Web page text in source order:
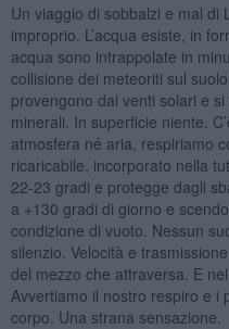
Un viaggio di sobbalzi e mal
improprio. L’acqua esiste, in
acqua sono intrappolate in
collisione dei meteoriti sul
provengono dai venti solari e
minerali. In superficie niente.
atmosfera né aria, respiriamo
ricaricabile, incorporato nella
22-23 gradi e protegge dagli
a +130 gradi di giorno e
condizione di vuoto. Nessun
silenzio. Velocità e
del mezzo che attraversa. E
Avvertiamo il nostro respiro e i
corpo. Una strana sensazione.